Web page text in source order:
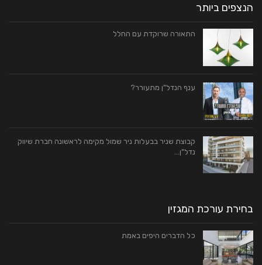
הנצפים ביותר
התאורה שרוקדת עם החלל
ענף הנדל"ן מתעורר?
קבוצת שניר בבעלות ניר שמול מקימה לראשונה חברת שיווק
נדל"ן…
בחירת עורכת המגזין
כל הדברים היפים באמת